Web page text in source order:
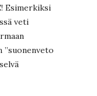
Esimerkiksi
veti
”suonenveto